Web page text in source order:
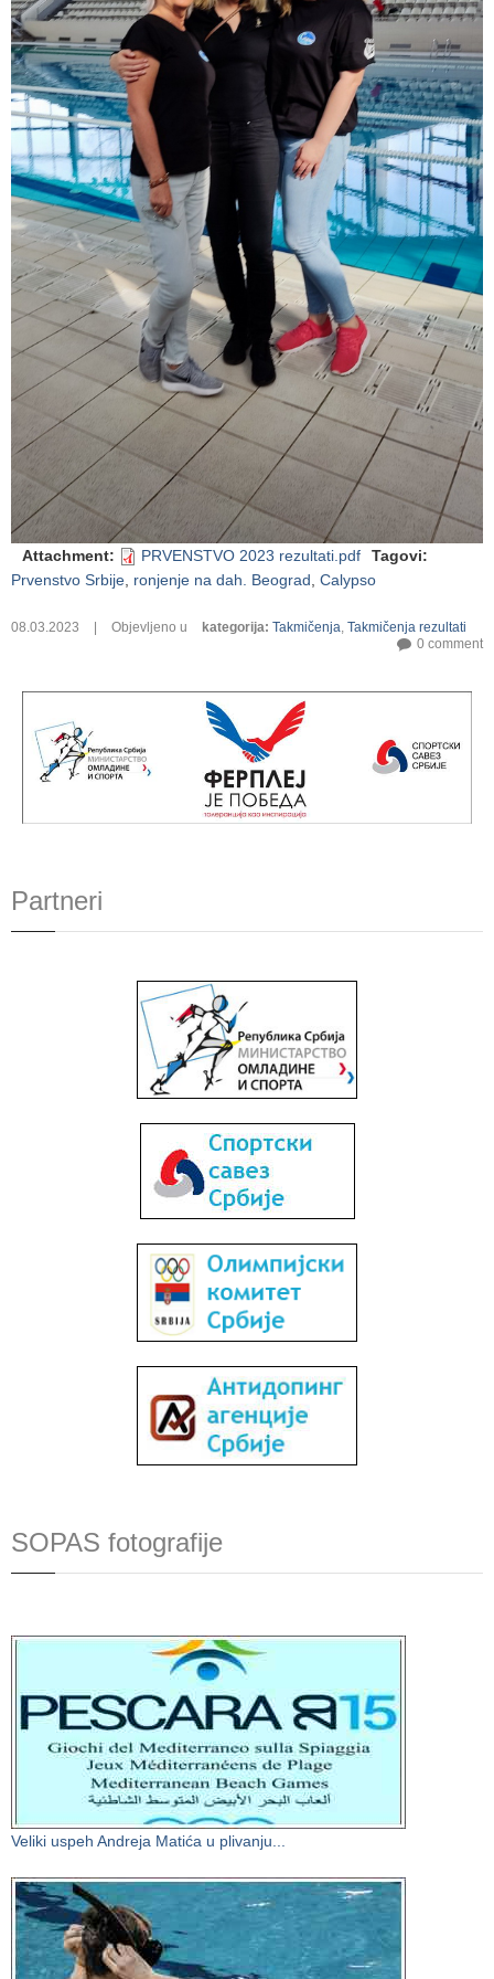
Attachment: PRVENSTVO 2023 rezultati.pdf Tagovi:
Prvenstvo Srbije ronjenje na dah. Beograd Calypso
08.03.2023 | Objevljeno u kategorija: Takmičenja Takmičenja rezultati
0 comment
Partneri
SOPAS fotografije
Veliki uspeh Andreja Matića u plivanju...